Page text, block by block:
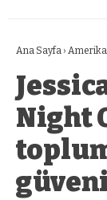
Ana Sayfa › Amerika
Night